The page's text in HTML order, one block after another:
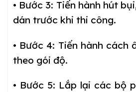
• Bước 3: Tiến hành hút
dán trước khi thi công.
• Bước 4: Tiến hành cách
theo gói độ.
• Bước 5: Lắp lại các bộ